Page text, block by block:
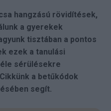
hangzású rövidítések,
a gyerekek
tisztában a pontos
ezek a tanulási
sérülésekre
a betűkódok
segít.